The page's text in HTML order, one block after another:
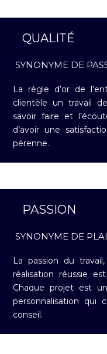
QUALITÉ
SYNONYME DE
La règle d’or de
clientèle un travail
savoir faire et
d’avoir une
pérenne.
PASSION
SYNONYME DE
La passion du
réalisation réussie
Chaque projet est
personnalisation qui
conseil.